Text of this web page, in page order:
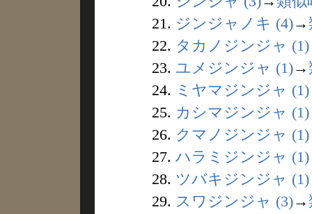
21. ジンジャノキ (4)→
22. タカノジンジャ (1)
23. ユメジンジャ (1)→
24. ミヤマジンジャ (1)
25. カシマジンジャ (1)
26. クマノジンジャ (1)
27. ハラミジンジャ (1)
28. ツバキジンジャ (1)
29. スワジンジャ (3)→